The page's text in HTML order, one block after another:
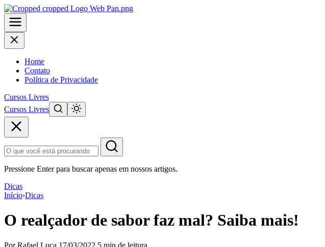
Home
Contato
Política de Privacidade
Cursos Livres
Cursos Livres
Pular
para
o
conteúdo
principal
Pressione Enter para buscar apenas em nossos artigos.
Dicas
Início›Dicas
O realçador de sabor faz mal? Saiba mais!
Por Rafael Luca 17/03/2022 5 min de leitura